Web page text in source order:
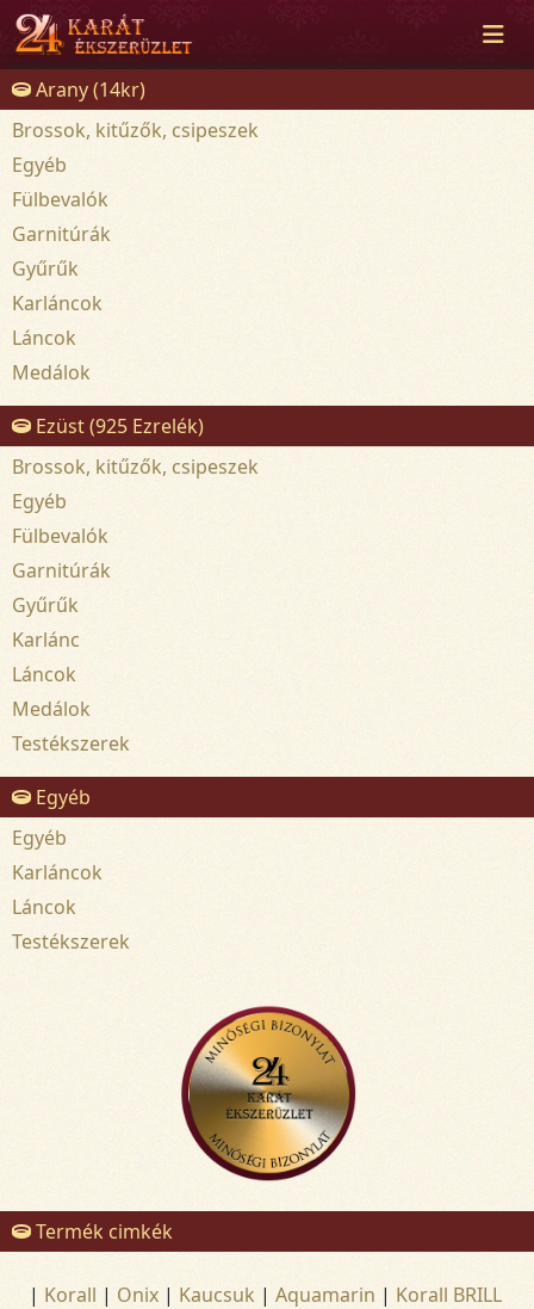
Arany (14kr)
Brossok, kitűzők, csipeszek
Egyéb
Fülbevalók
Garnitúrák
Gyűrűk
Karláncok
Láncok
Medálok
Ezüst (925 Ezrelék)
Brossok, kitűzők, csipeszek
Egyéb
Fülbevalók
Garnitúrák
Gyűrűk
Karlánc
Láncok
Medálok
Testékszerek
Egyéb
Egyéb
Karláncok
Láncok
Testékszerek
Termék cimkék
| Korall | Onix | Kaucsuk | Aquamarin | Korall BRILL